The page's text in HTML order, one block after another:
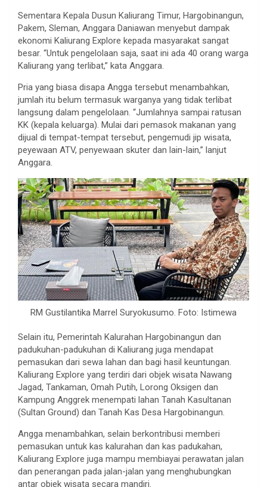
Sementara Kepala Dusun Kaliurang Timur, Hargobinangun,
Pakem, Sleman, Anggara Daniawan menyebut dampak
ekonomi Kaliurang Explore kepada masyarakat sangat
besar. “Untuk pengelolaan saja, saat ini ada 40 orang warga
Kaliurang yang terlibat,” kata Anggara.
Pria yang biasa disapa Angga tersebut menambahkan,
jumlah itu belum termasuk warganya yang tidak terlibat
langsung dalam pengelolaan. “Jumlahnya sampai ratusan
KK (kepala keluarga). Mulai dari pemasok makanan yang
dijual di tempat-tempat tersebut, pengemudi jip wisata,
peyewaan ATV, penyewaan skuter dan lain-lain,” lanjut
Anggara.
RM Gustilantika Marrel Suryokusumo. Foto: Istimewa
Selain itu, Pemerintah Kalurahan Hargobinangun dan
padukuhan-padukuhan di Kaliurang juga mendapat
pemasukan dari sewa lahan dan bagi hasil keuntungan.
Kaliurang Explore yang terdiri dari objek wisata Nawang
Jagad, Tankaman, Omah Putih, Lorong Oksigen dan
Kampung Anggrek menempati lahan Tanah Kasultanan
(Sultan Ground) dan Tanah Kas Desa Hargobinangun.
Angga menambahkan, selain berkontribusi memberi
pemasukan untuk kas kalurahan dan kas padukahan,
Kaliurang Explore juga mampu membiayai perawatan jalan
dan penerangan pada jalan-jalan yang menghubungkan
antar objek wisata secara mandiri.